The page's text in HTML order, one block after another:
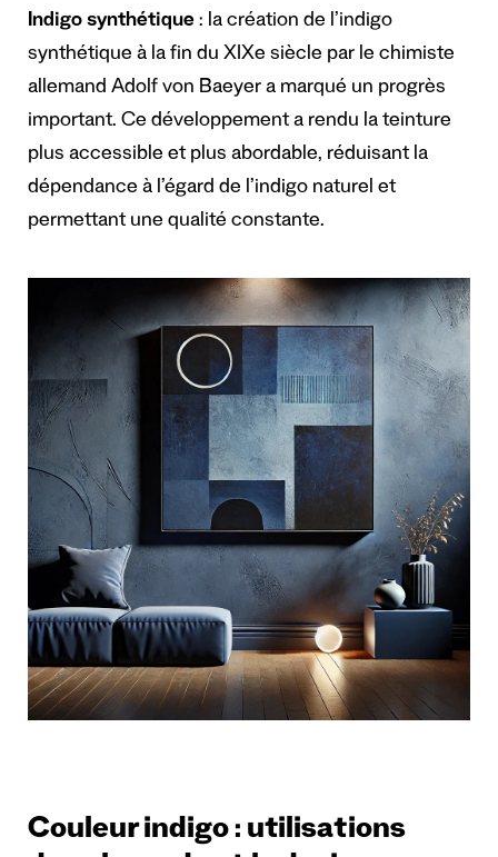
Indigo synthétique : la création de l’indigo
synthétique à la fin du XIXe siècle par le chimiste
allemand Adolf von Baeyer a marqué un progrès
important. Ce développement a rendu la teinture
plus accessible et plus abordable, réduisant la
dépendance à l’égard de l’indigo naturel et
permettant une qualité constante.
Couleur indigo : utilisations